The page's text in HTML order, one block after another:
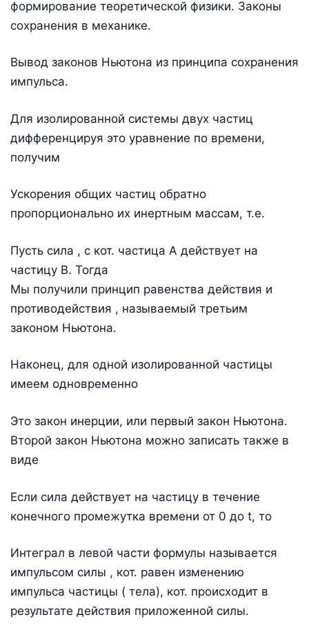
формирование теоретической физики. Законы
сохранения в механике.
Вывод законов Ньютона из принципа сохранения
импульса.
Для изолированной системы двух частиц
дифференцируя это уравнение по времени,
получим
Ускорения общих частиц обратно
пропорционально их инертным массам, т.е.
Пусть сила , с кот. частица А действует на
частицу В. Тогда
Мы получили принцип равенства действия и
противодействия , называемый третьим
законом Ньютона.
Наконец, для одной изолированной частицы
имеем одновременно
Это закон инерции, или первый закон Ньютона.
Второй закон Ньютона можно записать также в
виде
Если сила действует на частицу в течение
конечного промежутка времени от 0 до t, то
Интеграл в левой части формулы называется
импульсом силы , кот. равен изменению
импульса частицы ( тела), кот. происходит в
результате действия приложенной силы.